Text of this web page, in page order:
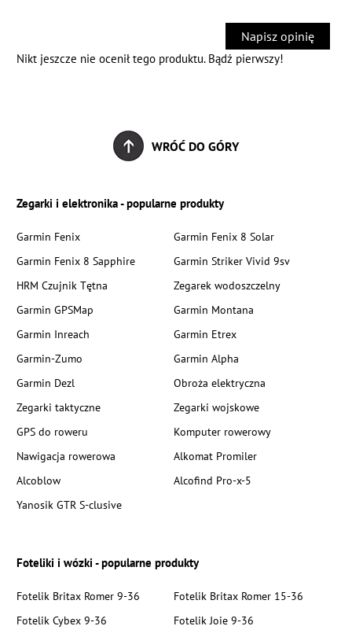
Napisz opinię
Nikt jeszcze nie ocenił tego produktu. Bądź pierwszy!
WRÓĆ DO GÓRY
Zegarki i elektronika - popularne produkty
Garmin Fenix
Garmin Fenix 8 Solar
Garmin Fenix 8 Sapphire
Garmin Striker Vivid 9sv
HRM Czujnik Tętna
Zegarek wodoszczelny
Garmin GPSMap
Garmin Montana
Garmin Inreach
Garmin Etrex
Garmin-Zumo
Garmin Alpha
Garmin Dezl
Obroża elektryczna
Zegarki taktyczne
Zegarki wojskowe
GPS do roweru
Komputer rowerowy
Nawigacja rowerowa
Alkomat Promiler
Alcoblow
Alcofind Pro-x-5
Yanosik GTR S-clusive
Foteliki i wózki - popularne produkty
Fotelik Britax Romer 9-36
Fotelik Britax Romer 15-36
Fotelik Cybex 9-36
Fotelik Joie 9-36